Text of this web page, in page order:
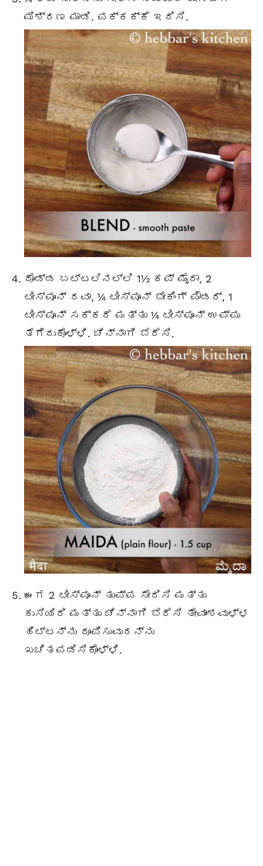
ಮಿಶ್ರಣ ಮಾಡಿ. ಪಕ್ಕಕ್ಕೆ ಇರಿಸಿ.
ದೊಡ್ಡ ಬಟ್ಟಲಿನಲ್ಲಿ 1½ ಕಪ್ ಮೈದಾ, 2
ಟೀಸ್ಪೂನ್ ರವಾ, ¼ ಟೀಸ್ಪೂನ್ ಬೇಕಿಂಗ್ ಪೌಡರ್, 1
ಟೀಸ್ಪೂನ್ ಸಕ್ಕರೆ ಮತ್ತು ¼ ಟೀಸ್ಪೂನ್ ಉಪ್ಪು
ತೆಗೆದುಕೊಳ್ಳಿ. ಚೆನ್ನಾಗಿ ಬೆರೆಸಿ.
ಈಗ 2 ಟೀಸ್ಪೂನ್ ತುಪ್ಪ ಸೇರಿಸಿ ಮತ್ತು
ಕುಸಿಯಿರಿ ಮತ್ತು ಚೆನ್ನಾಗಿ ಬೆರೆಸಿ ತೇವಾಂಶವುಳ್ಳ
ಹಿಟ್ಟನ್ನು ರೂಪಿಸುವುದನ್ನು
ಖಚಿತಪಡಿಸಿಕೊಳ್ಳಿ.